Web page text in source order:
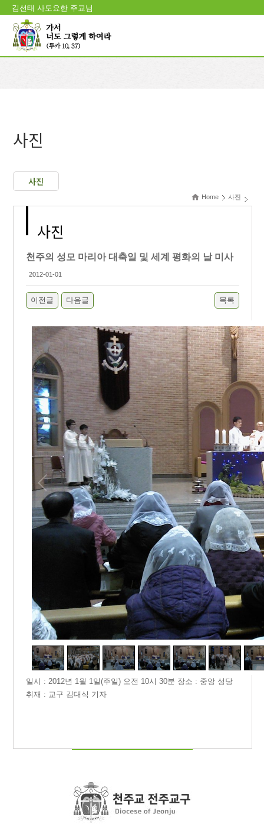
김선태 사도요한 주교님
사진
사진
Home 사진
사진
천주의 성모 마리아 대축일 및 세계 평화의 날 미사
2012-01-01
이전글 다음글 목록
1/7
일시 : 2012년 1월 1일(주일) 오전 10시 30분 장소 : 중앙 성당
취재 : 교구 김대식 기자